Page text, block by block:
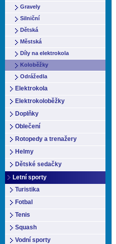
Gravely
Silniční
Dětská
Městská
Díly na elektrokola
Koloběžky
Odrážedla
Elektrokola
Elektrokoloběžky
Doplňky
Oblečení
Rotopedy a trenažery
Helmy
Dětské sedačky
Letní sporty
Turistika
Fotbal
Tenis
Squash
Vodní sporty